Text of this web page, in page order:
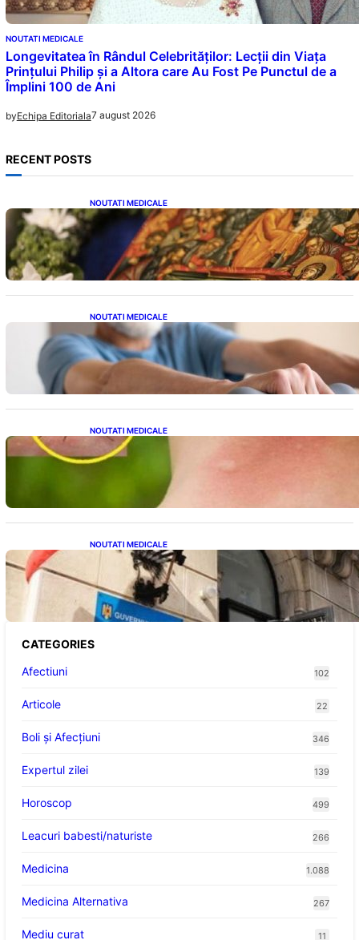
NOUTATI MEDICALE
Longevitatea în Rândul Celebrităților: Lecții din Viața
Prințului Philip și a Altora care Au Fost Pe Punctul de a
Împlini 100 de Ani
byEchipa Editoriala7 august 2026
RECENT POSTS
NOUTATI MEDICALE
Postul Adormirii Maicii Domnului: Tradiții,
Superstiții și Implicații Spiritualitate în 2026
NOUTATI MEDICALE
Îmbunătățirea sănătății cardiovasculare:
Patru exerciții simple pentru reducerea
tensiunii arteriale la domiciliu
NOUTATI MEDICALE
Cum bacteriile pielii influențează atracția
țânțarilor: O nouă viziune asupra alegerii
NOUTATI MEDICALE
Investiția Ministerului Sănătății: 174 de
milioane de lei pentru modernizarea
sistemului sanitar din România
CATEGORIES
Afectiuni
102
Articole 22
Boli și Afecțiuni 346
Expertul zilei 139
Horoscop 499
Leacuri babesti/naturiste 266
Medicina 1.088
Medicina Alternativa 267
Mediu curat 11